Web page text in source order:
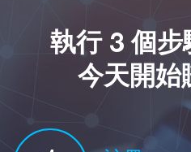
執行 3 個步
今天開始